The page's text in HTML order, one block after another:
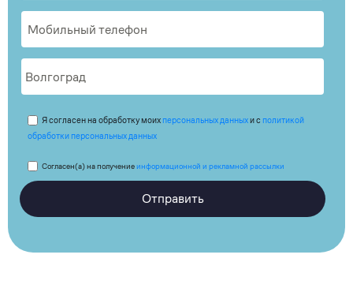
Я согласен на обработку моих персональных данныхи с политикой
обработки персональных данных
Согласен(а) на получениеинформационной и рекламной рассылки
Отправить